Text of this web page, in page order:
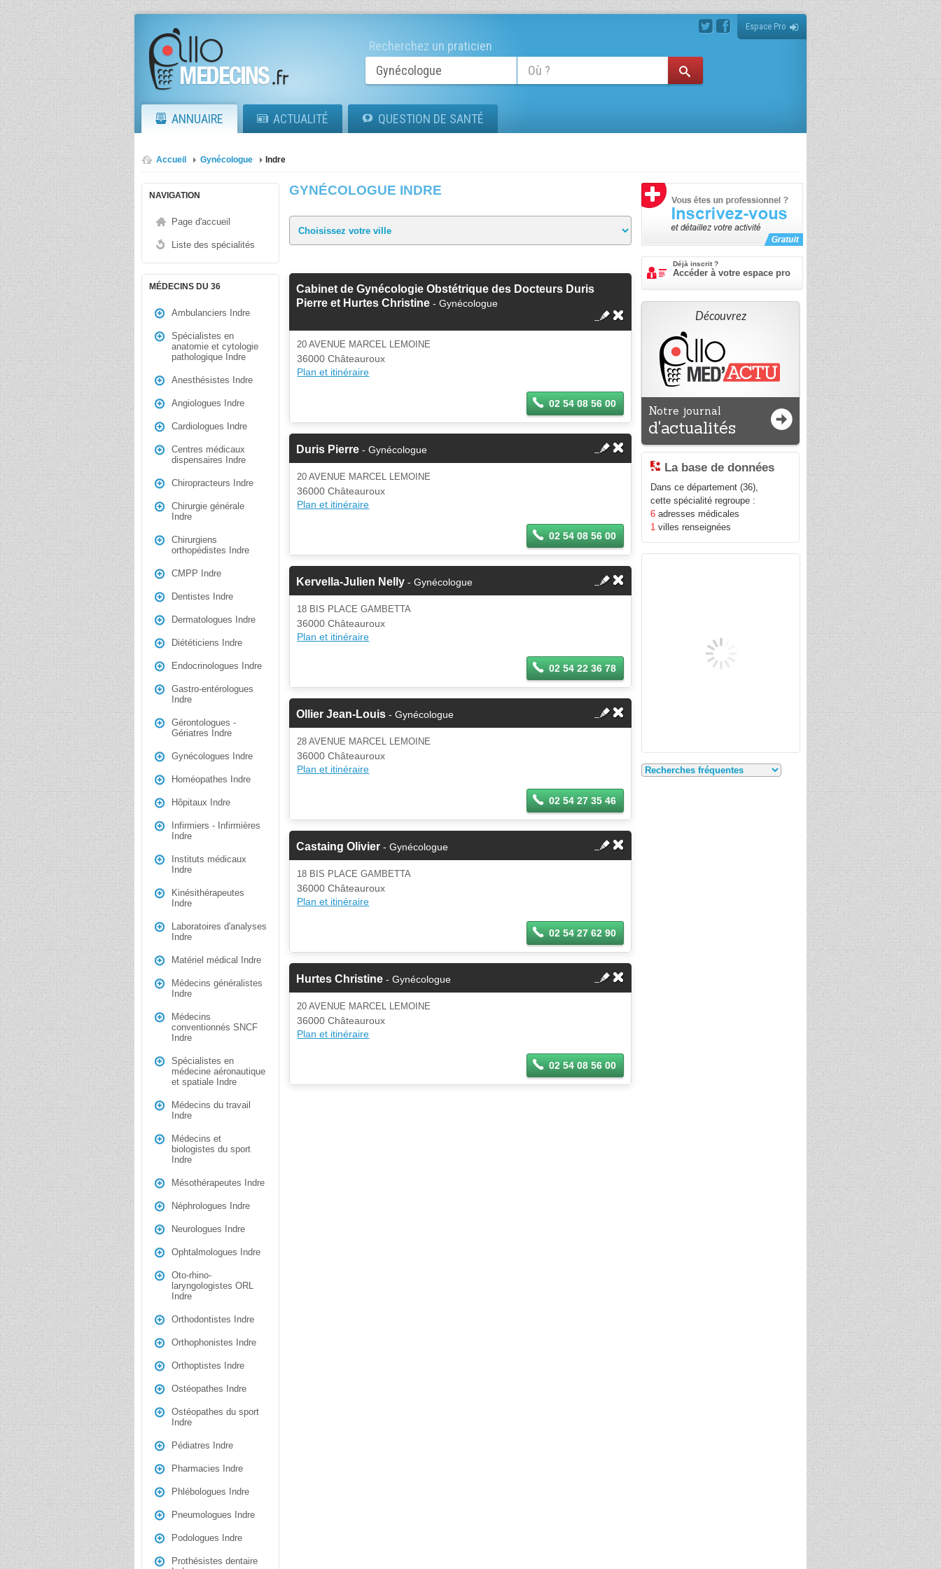
Espace Pro
Recherchez un praticien
ANNUAIRE ACTUALITÉ QUESTION DE SANTÉ
Accueil Gynécologue Indre
NAVIGATION
Page d'accueil
Liste des spécialités
MÉDECINS DU 36
Ambulanciers Indre
Spécialistes en
anatomie et cytologie
pathologique Indre
Anesthésistes Indre
Angiologues Indre
Cardiologues Indre
Centres médicaux
dispensaires Indre
Chiropracteurs Indre
Chirurgie générale
Indre
Chirurgiens
orthopédistes Indre
CMPP Indre
Dentistes Indre
Dermatologues Indre
Diététiciens Indre
Endocrinologues Indre
Gastro-entérologues
Indre
Gérontologues -
Gériatres Indre
Gynécologues Indre
Homéopathes Indre
Hôpitaux Indre
Infirmiers - Infirmières
Indre
Instituts médicaux
Indre
Kinésithérapeutes
Indre
Laboratoires d'analyses
Indre
Matériel médical Indre
Médecins généralistes
Indre
Médecins
conventionnés SNCF
Indre
Spécialistes en
médecine aéronautique
et spatiale Indre
Médecins du travail
Indre
Médecins et
biologistes du sport
Indre
Mésothérapeutes Indre
Néphrologues Indre
Neurologues Indre
Ophtalmologues Indre
Oto-rhino-
laryngologistes ORL
Indre
Orthodontistes Indre
Orthophonistes Indre
Orthoptistes Indre
Ostéopathes Indre
Ostéopathes du sport
Indre
Pédiatres Indre
Pharmacies Indre
Phlébologues Indre
Pneumologues Indre
Podologues Indre
Prothésistes dentaire
GYNÉCOLOGUE INDRE
Cabinet de Gynécologie Obstétrique des Docteurs Duris
Pierre et Hurtes Christine - Gynécologue
20 AVENUE MARCEL LEMOINE
36000 Châteauroux
Plan et itinéraire
02 54 08 56 00
Duris Pierre - Gynécologue
20 AVENUE MARCEL LEMOINE
36000 Châteauroux
Plan et itinéraire
02 54 08 56 00
Kervella-Julien Nelly - Gynécologue
18 BIS PLACE GAMBETTA
36000 Châteauroux
Plan et itinéraire
02 54 22 36 78
Ollier Jean-Louis - Gynécologue
28 AVENUE MARCEL LEMOINE
36000 Châteauroux
Plan et itinéraire
02 54 27 35 46
Castaing Olivier - Gynécologue
18 BIS PLACE GAMBETTA
36000 Châteauroux
Plan et itinéraire
02 54 27 62 90
Hurtes Christine - Gynécologue
20 AVENUE MARCEL LEMOINE
36000 Châteauroux
Plan et itinéraire
02 54 08 56 00
Déjà inscrit ?
Accéder à votre espace pro
Découvrez
Notre journal
d'actualités
La base de données
Dans ce département (36),
cette spécialité regroupe :
6 adresses médicales
1 villes renseignées